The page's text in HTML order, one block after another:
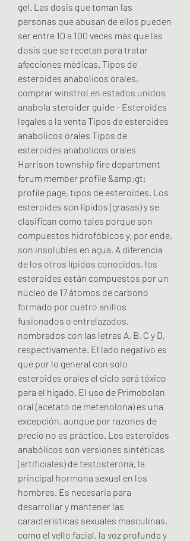
gel. Las dosis que toman las
personas que abusan de ellos pueden
ser entre 10 a 100 veces más que las
dosis que se recetan para tratar
afecciones médicas. Tipos de
esteroides anabolicos orales,
comprar winstrol en estados unidos
anabola steroider guide - Esteroides
legales a la venta Tipos de esteroides
anabolicos orales Tipos de
esteroides anabolicos orales
Harrison township fire department
forum member profile &amp;gt;
profile page, tipos de esteroides. Los
esteroides son lípidos (grasas) y se
clasifican como tales porque son
compuestos hidrofóbicos y, por ende,
son insolubles en agua. A diferencia
de los otros lípidos conocidos, los
esteroides están compuestos por un
núcleo de 17 átomos de carbono
formado por cuatro anillos
fusionados o entrelazados,
nombrados con las letras A, B, C y D,
respectivamente. El lado negativo es
que por lo general con solo
esteroides orales el ciclo será tóxico
para el hígado. El uso de Primobolan
oral (acetato de metenolona) es una
excepción, aunque por razones de
precio no es práctico. Los esteroides
anabólicos son versiones sintéticas
(artificiales) de testosterona, la
principal hormona sexual en los
hombres. Es necesaria para
desarrollar y mantener las
características sexuales masculinas,
como el vello facial, la voz profunda y